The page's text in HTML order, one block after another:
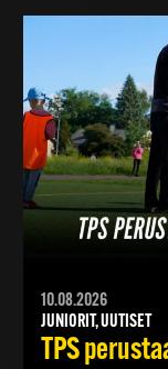
10.08.2026
JUNIORIT, UUTISET
TPS